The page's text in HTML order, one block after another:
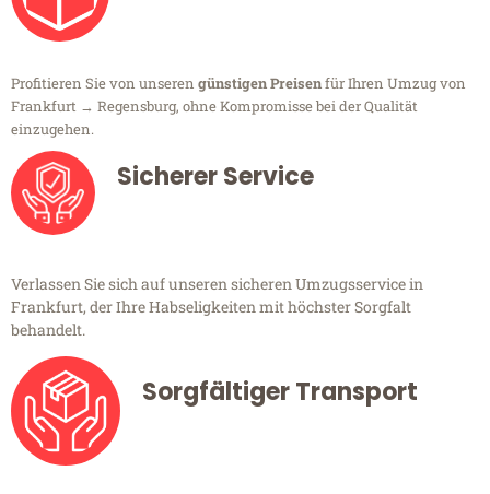
Profitieren Sie von unseren günstigen Preisenfür Ihren Umzug von
Frankfurt → Regensburg, ohne Kompromisse bei der Qualität
einzugehen.
Sicherer Service
Verlassen Sie sich auf unseren sicheren Umzugsservice in
Frankfurt, der Ihre Habseligkeiten mit höchster Sorgfalt
behandelt.
Sorgfältiger Transport